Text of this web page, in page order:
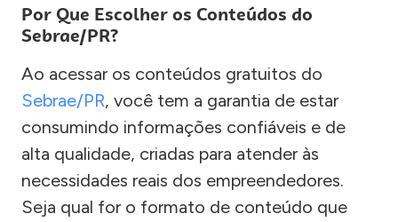
Por Que Escolher os Conteúdos do
Sebrae/PR?
Ao acessar os conteúdos gratuitos do
Sebrae/PR, você tem a garantia de estar
consumindo informações confiáveis e de
alta qualidade, criadas para atender às
necessidades reais dos empreendedores.
Seja qual for o formato de conteúdo que